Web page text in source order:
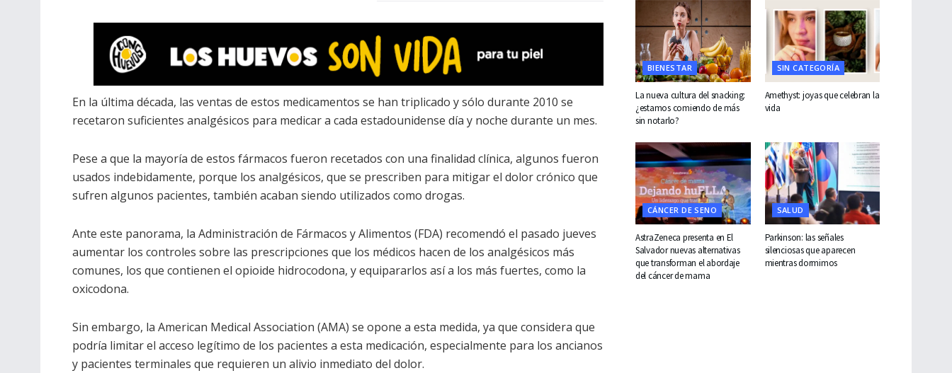
En la última década, las ventas de estos medicamentos se han triplicado y sólo durante 2010 se
recetaron suficientes analgésicos para medicar a cada estadounidense día y noche durante un mes.
Pese a que la mayoría de estos fármacos fueron recetados con una finalidad clínica, algunos fueron
usados indebidamente, porque los analgésicos, que se prescriben para mitigar el dolor crónico que
sufren algunos pacientes, también acaban siendo utilizados como drogas.
Ante este panorama, la Administración de Fármacos y Alimentos (FDA) recomendó el pasado jueves
aumentar los controles sobre las prescripciones que los médicos hacen de los analgésicos más
comunes, los que contienen el opioide hidrocodona, y equipararlos así a los más fuertes, como la
oxicodona.
Sin embargo, la American Medical Association (AMA) se opone a esta medida, ya que considera que
podría limitar el acceso legítimo de los pacientes a esta medicación, especialmente para los ancianos
y pacientes terminales que requieren un alivio inmediato del dolor.
BIENESTAR
La nueva cultura del snacking:
¿estamos comiendo de más
sin notarlo?
SIN CATEGORÍA
Amethyst: joyas que celebran la
vida
CÁNCER DE SENO
AstraZeneca presenta en El
Salvador nuevas alternativas
que transforman el abordaje
del cáncer de mama
SALUD
Parkinson: las señales
silenciosas que aparecen
mientras dormimos